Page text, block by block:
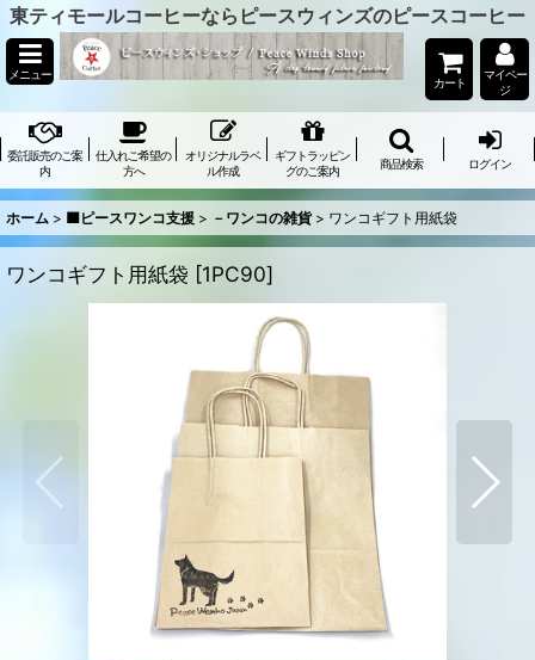
東ティモールコーヒーならピースウィンズのピースコーヒー
メニュー
カート
マイペー
ジ
委託販売のご案
内
仕入れご希望の
方へ
オリジナルラベ
ル作成
ギフトラッピン
グのご案内
商品検索 ログイン
ホーム > 🟦ピースワンコ支援 > －ワンコの雑貨 > ワンコギフト用紙袋
ワンコギフト用紙袋 [1PC90]